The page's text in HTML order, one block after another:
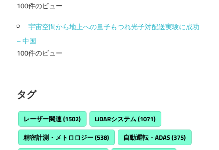
100件のビュー
宇宙空間から地上への量子もつれ光子対配送実験に成功
– 中国
100件のビュー
タグ
レーザー関連(1502) LiDARシステム(1071)
精密計測・メトロロジー(538) 自動運転・ADAS(375)